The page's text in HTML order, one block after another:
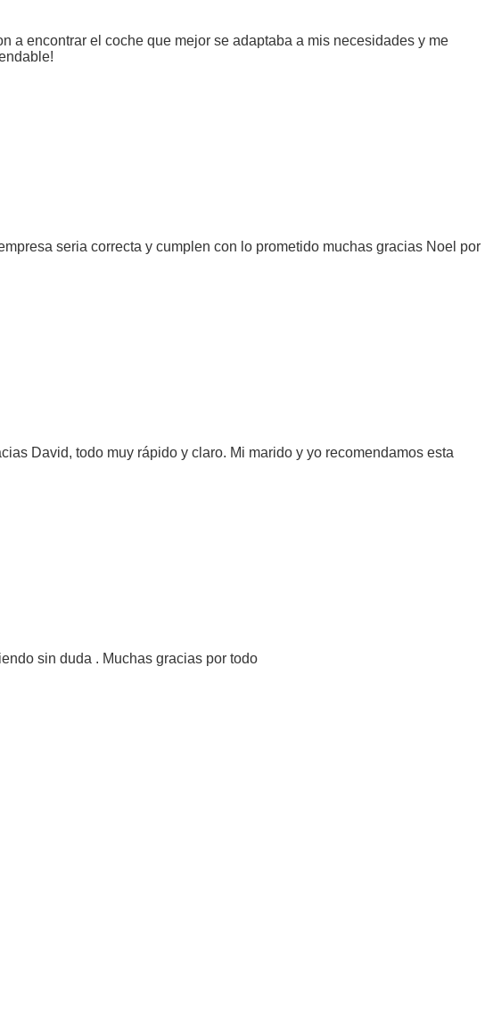
a encontrar el coche que mejor se adaptaba a mis necesidades y me
seria correcta y cumplen con lo prometido muchas gracias Noel por
David, todo muy rápido y claro. Mi marido y yo recomendamos esta
sin duda . Muchas gracias por todo